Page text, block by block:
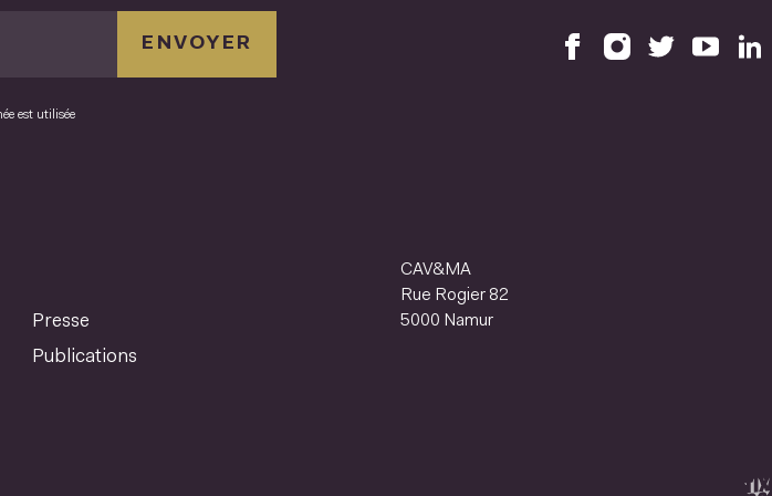
est utilisée
ENVOYER
Presse
Publications
CAV&MA
Rue Rogier 82
5000 Namur